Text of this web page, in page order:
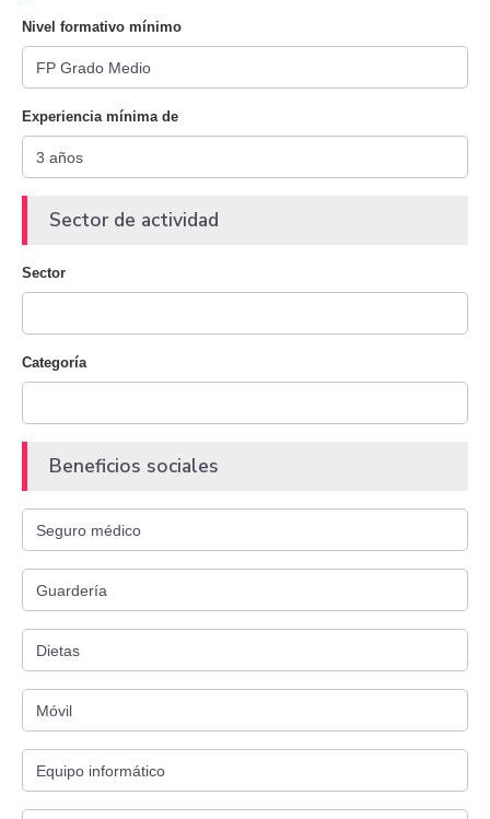
Nivel formativo mínimo
Experiencia mínima de
Sector de actividad
Sector
Categoría
Beneficios sociales